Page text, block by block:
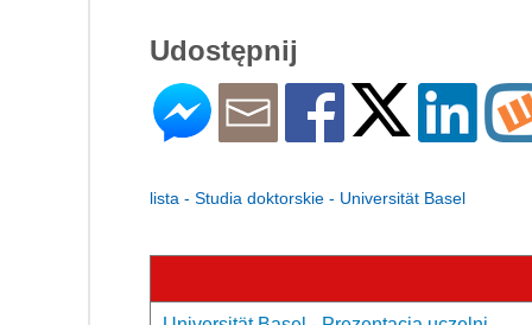
Udostępnij
lista - Studia doktorskie - Universität Basel